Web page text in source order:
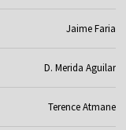
Jaime Faria
D. Merida Aguilar
Terence Atmane